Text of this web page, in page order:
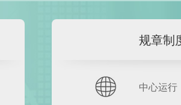
规章制
中心运行